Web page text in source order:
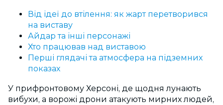
Від ідеї до втілення: як жарт перетворився
на виставу
Айдар та інші персонажі
Хто працював над виставою
Перші глядачі та атмосфера на підземних
показах
У прифронтовому Херсоні, де щодня лунають
вибухи, а ворожі дрони атакують мирних людей,